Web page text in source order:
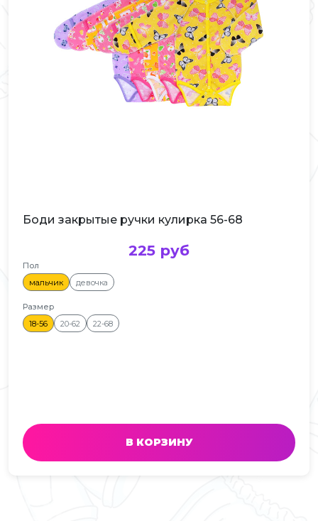
Боди закрытые ручки кулирка 56-68
225 руб
Пол
мальчик
девочка
Размер
18-56
20-62 22-68
В КОРЗИНУ